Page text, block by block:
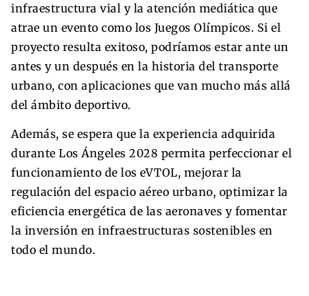
infraestructura vial y la atención mediática que
atrae un evento como los Juegos Olímpicos. Si el
proyecto resulta exitoso, podríamos estar ante un
antes y un después en la historia del transporte
urbano, con aplicaciones que van mucho más allá
del ámbito deportivo.
Además, se espera que la experiencia adquirida
durante Los Ángeles 2028 permita perfeccionar el
funcionamiento de los eVTOL, mejorar la
regulación del espacio aéreo urbano, optimizar la
eficiencia energética de las aeronaves y fomentar
la inversión en infraestructuras sostenibles en
todo el mundo.